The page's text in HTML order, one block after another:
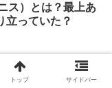
ス）とは？最上あ
立っていた？
イバーの最上あい（佐
だったという男性が名
ゆい だいけん）さ
トップ サイドバー